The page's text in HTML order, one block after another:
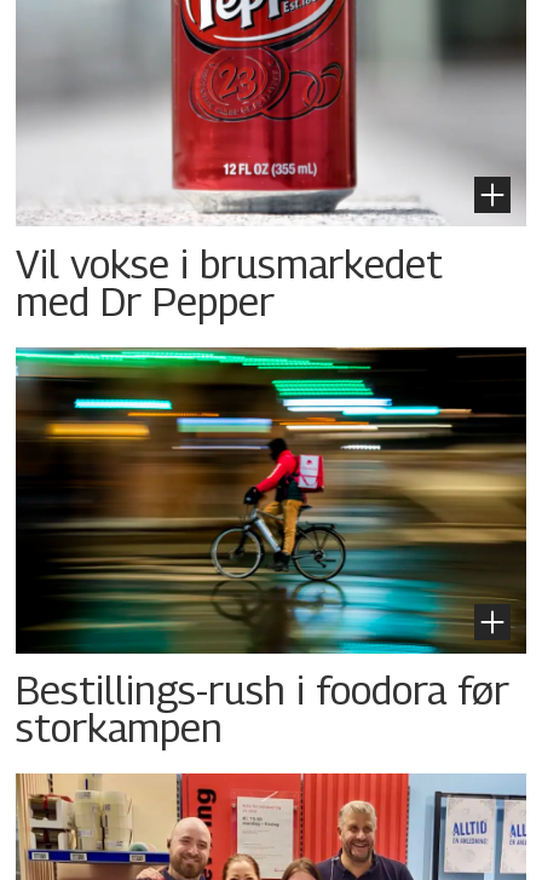
Vil vokse i brusmarkedet
med Dr Pepper
Bestillings-rush i foodora før
storkampen